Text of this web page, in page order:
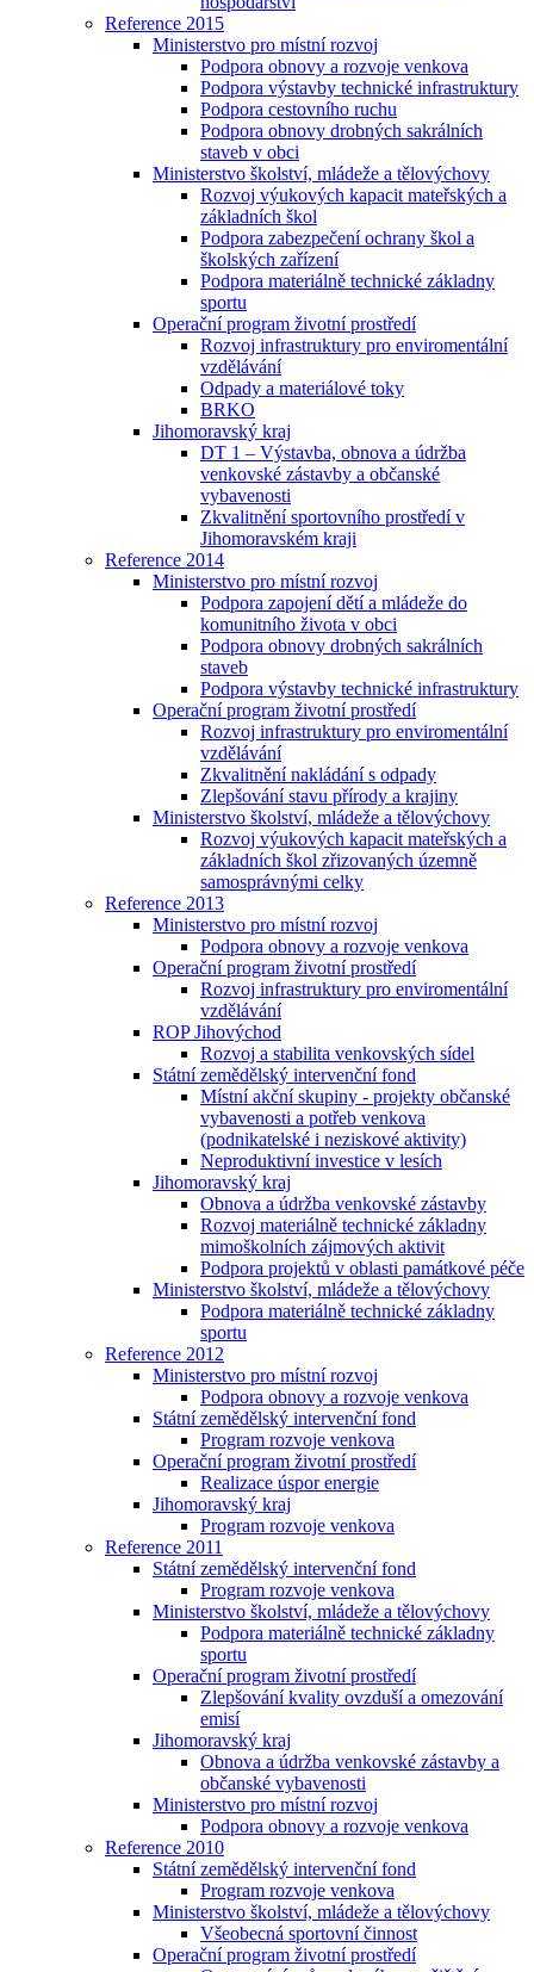
Reference 2015
Ministerstvo pro místní rozvoj
Podpora obnovy a rozvoje venkova
Podpora výstavby technické infrastruktury
Podpora cestovního ruchu
Podpora obnovy drobných sakrálních
staveb v obci
Ministerstvo školství, mládeže a tělovýchovy
Rozvoj výukových kapacit mateřských a
základních škol
Podpora zabezpečení ochrany škol a
školských zařízení
Podpora materiálně technické základny
sportu
Operační program životní prostředí
Rozvoj infrastruktury pro enviromentální
vzdělávání
Odpady a materiálové toky
BRKO
Jihomoravský kraj
DT 1 – Výstavba, obnova a údržba
venkovské zástavby a občanské
vybavenosti
Zkvalitnění sportovního prostředí v
Jihomoravském kraji
Reference 2014
Ministerstvo pro místní rozvoj
Podpora zapojení dětí a mládeže do
komunitního života v obci
Podpora obnovy drobných sakrálních
staveb
Podpora výstavby technické infrastruktury
Operační program životní prostředí
Rozvoj infrastruktury pro enviromentální
vzdělávání
Zkvalitnění nakládání s odpady
Zlepšování stavu přírody a krajiny
Ministerstvo školství, mládeže a tělovýchovy
Rozvoj výukových kapacit mateřských a
základních škol zřizovaných územně
samosprávnými celky
Reference 2013
Ministerstvo pro místní rozvoj
Podpora obnovy a rozvoje venkova
Operační program životní prostředí
Rozvoj infrastruktury pro enviromentální
vzdělávání
ROP Jihovýchod
Rozvoj a stabilita venkovských sídel
Státní zemědělský intervenční fond
Místní akční skupiny - projekty občanské
vybavenosti a potřeb venkova
(podnikatelské i neziskové aktivity)
Neproduktivní investice v lesích
Jihomoravský kraj
Obnova a údržba venkovské zástavby
Rozvoj materiálně technické základny
mimoškolních zájmových aktivit
Podpora projektů v oblasti památkové péče
Ministerstvo školství, mládeže a tělovýchovy
Podpora materiálně technické základny
sportu
Reference 2012
Ministerstvo pro místní rozvoj
Podpora obnovy a rozvoje venkova
Státní zemědělský intervenční fond
Program rozvoje venkova
Operační program životní prostředí
Realizace úspor energie
Jihomoravský kraj
Program rozvoje venkova
Reference 2011
Státní zemědělský intervenční fond
Program rozvoje venkova
Ministerstvo školství, mládeže a tělovýchovy
Podpora materiálně technické základny
sportu
Operační program životní prostředí
Zlepšování kvality ovzduší a omezování
emisí
Jihomoravský kraj
Obnova a údržba venkovské zástavby a
občanské vybavenosti
Ministerstvo pro místní rozvoj
Podpora obnovy a rozvoje venkova
Reference 2010
Státní zemědělský intervenční fond
Program rozvoje venkova
Ministerstvo školství, mládeže a tělovýchovy
Všeobecná sportovní činnost
Operační program životní prostředí